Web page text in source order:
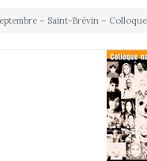
– Saint-Brévin –